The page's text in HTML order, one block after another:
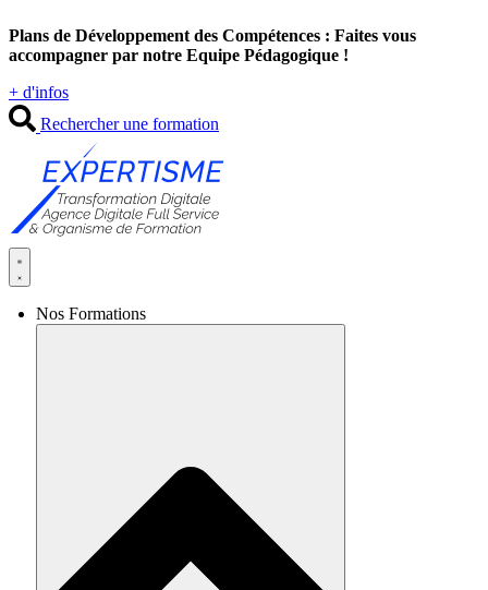
au
contenu
Plans de Développement des Compétences : Faites vous
accompagner par notre Equipe Pédagogique !
+ d'infos
Rechercher une formation
Nos Formations